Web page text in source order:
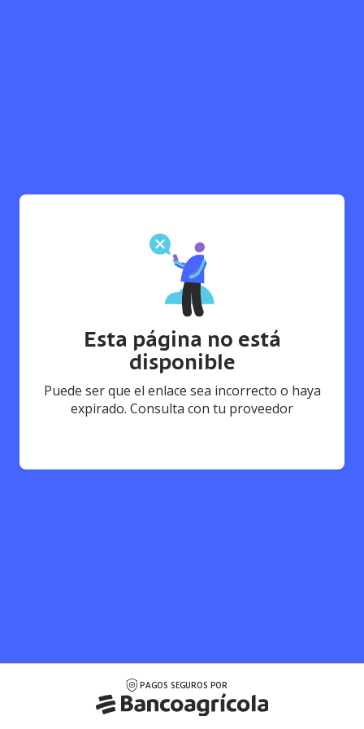
Esta página no está
disponible
Puede ser que el enlace sea incorrecto o haya
expirado. Consulta con tu proveedor
PAGOS SEGUROS POR